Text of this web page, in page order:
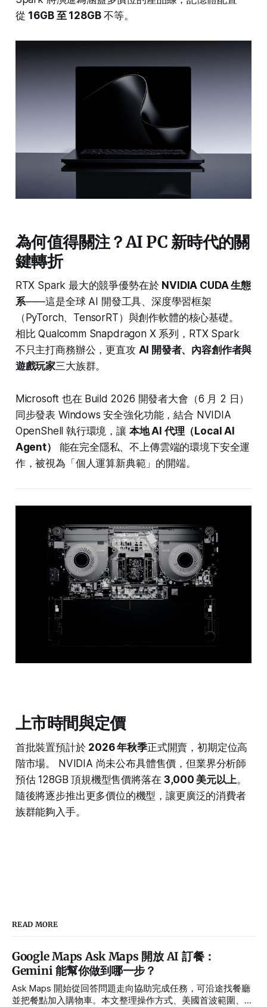
從 16GB 至 128GB不等。
為何值得關注？AI PC 新時代的關
鍵轉折
RTX Spark 最大的競爭優勢在於 NVIDIA CUDA 生態
系——這是全球 AI 開發工具、深度學習框架
（PyTorch、TensorRT）與創作軟體的核心基礎。
相比 Qualcomm Snapdragon X 系列，RTX Spark
不只主打商務辦公，更直攻 AI 開發者、內容創作者與
遊戲玩家三大族群。
Microsoft 也在 Build 2026 開發者大會（6 月 2 日）
同步發表 Windows 安全強化功能，結合 NVIDIA
OpenShell 執行環境，讓 本地 AI 代理（Local AI
Agent）
能在完全隱私、不上傳雲端的環境下安全運
作，被視為「個人運算新典範」的開端。
上市時間與定價
首批裝置預計於 2026 年秋季正式開賣，初期定位高
階市場。 NVIDIA 尚未公布具體售價，但業界分析師
預估 128GB 頂規機型售價將落在3,000 美元以上。
隨後將逐步推出更多價位的機型，讓更廣泛的消費者
族群能夠入手。
READ MORE
Google Maps Ask Maps 開放 AI 訂餐：
Gemini 能幫你做到哪一步？
Ask Maps 開始從回答問題走向協助完成任務，可沿途找餐廳
並把餐點加入購物車。本文整理操作方式、美國首波範圍、合